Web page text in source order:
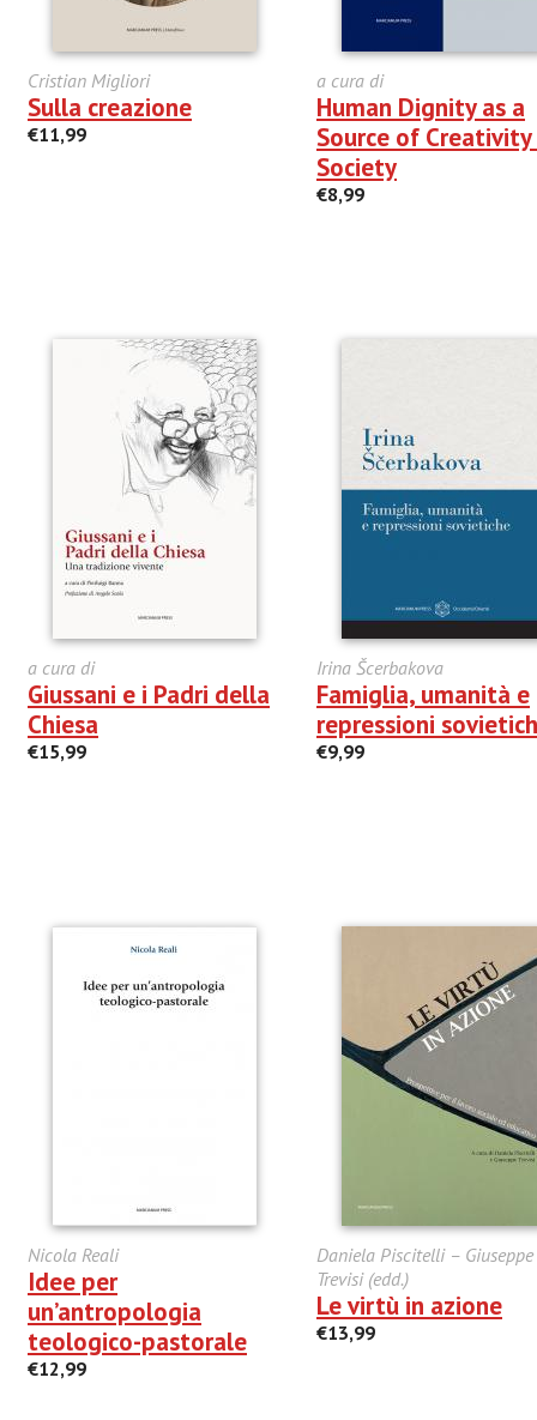
Cristian Migliori
Sulla creazione
€11,99
a cura di
Human Dignity as a
Source of Creativity
Society
€8,99
a cura di
Giussani e i Padri della
Chiesa
€15,99
Irina Šcerbakova
Famiglia, umanità e
repressioni
€9,99
Nicola Reali
Idee per
un’antropologia
teologico-pastorale
€12,99
Daniela Piscitelli – Giuseppe
Trevisi (edd.)
Le virtù in azione
€13,99